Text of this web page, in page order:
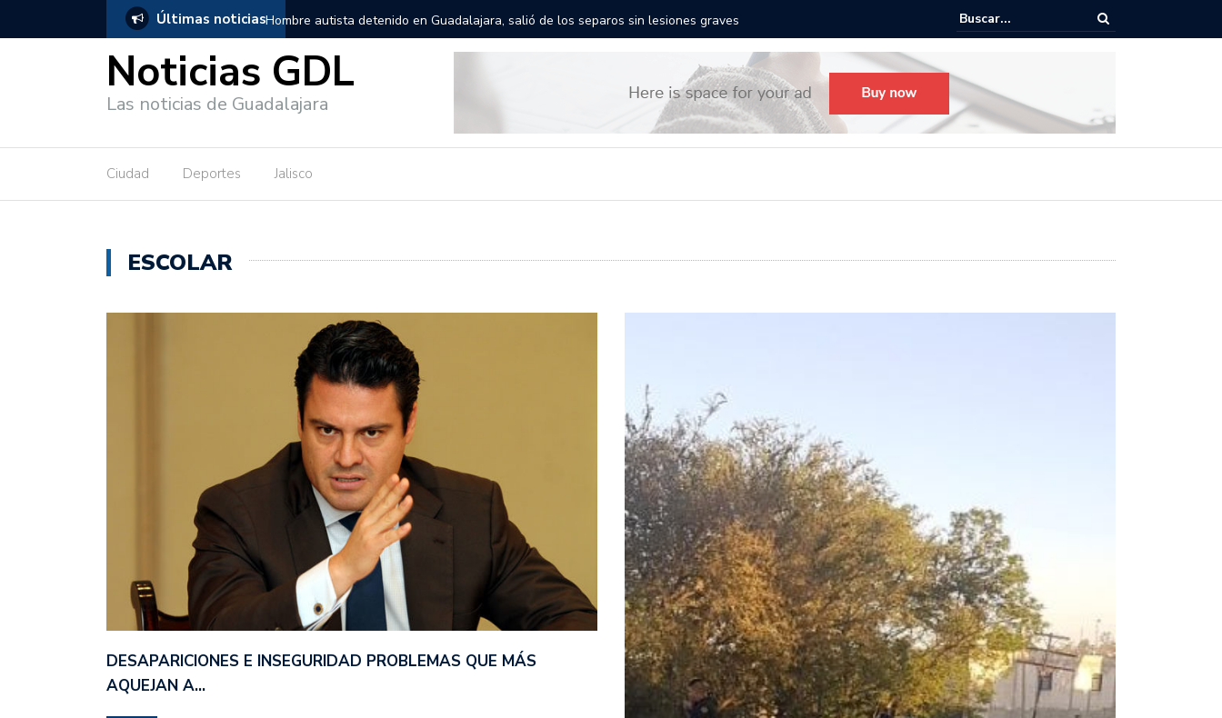
Últimas noticias
en Guadalajara, salió de los separos sin lesiones graves Títeres gigantes recorrerán las calles de Guadalajara: aparta la fecha Todo listo para el Festival Desfile Día de Muertos 2025 en
Noticias GDL
Las noticias de Guadalajara
Ciudad Deportes Jalisco
ESCOLAR
DESAPARICIONES E INSEGURIDAD PROBLEMAS QUE MÁS
AQUEJAN A…